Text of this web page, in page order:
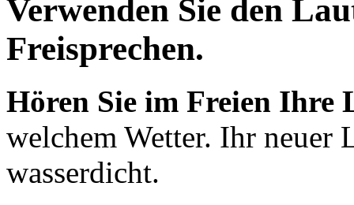
Verwenden Sie den
Freisprechen.
Hören Sie im Freien Ihre
welchem Wetter. Ihr neuer
wasserdicht.